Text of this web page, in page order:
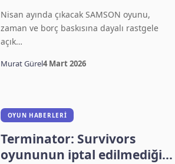
Nisan ayında çıkacak SAMSON oyunu,
zaman ve borç baskısına dayalı rastgele
açık…
Murat Gürel4 Mart 2026
OYUN HABERLERI
Terminator: Survivors
oyununun iptal edilmediği